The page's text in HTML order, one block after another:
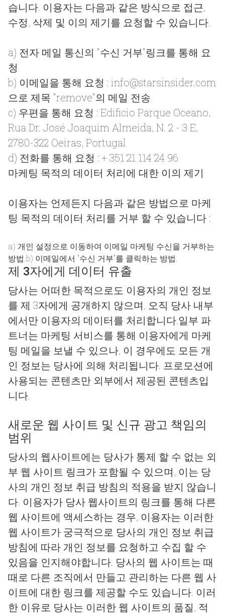
습니다. 이용자는 다음과 같은 방식으로 접근,
수정, 삭제 및 이의 제기를 요청할 수 있습니다.
a) 전자 메일 통신의 "수신 거부"링크를 통해 요
청
b) 이메일을 통해 요청 : info@starsinsider.com
으로 제목 "remove"의 메일 전송
c) 우편을 통해 요청 : Edificio Parque Oceano,
Rua Dr. José Joaquim Almeida, N. 2 - 3 E,
2780-322 Oeiras, Portugal
d) 전화를 통해 요청 : + 351 21 114 24 96
마케팅 목적의 데이터 처리에 대한 이의 제기
이용자는 언제든지 다음과 같은 방법으로 마케
팅 목적의 데이터 처리를 거부 할 수 있습니다 :
a) 개인 설정으로 이동하여 이메일 마케팅 수신을 거부하는
방법.b) 이메일에서 "수신 거부"를 클릭하는 방법.
제 3자에게 데이터 유출
당사는 어떠한 목적으로도 이용자의 개인 정보
를 제 3자에게 공개하지 않으며, 오직 당사 내부
에서만 이용자의 데이터를 처리합니다.일부 파
트너는 마케팅 서비스를 통해 이용자에게 마케
팅 메일을 보낼 수 있으나, 이 경우에도 모든 개
인 정보는 당사에 의해 처리됩니다. 프로모션에
사용되는 콘텐츠만 외부에서 제공된 콘텐츠입
니다.
새로운 웹 사이트 및 신규 광고 책임의
범위
당사의 웹사이트에는 당사가 통제 할 수 없는 외
부 웹 사이트 링크가 포함될 수 있으며, 이는 당
사의 개인 정보 취급 방침의 적용을 받지 않습니
다. 이용자가 당사 웹사이트의 링크를 통해 다른
웹 사이트에 액세스하는 경우, 이용자는 이러한
웹 사이트가 궁극적으로 당사의 개인 정보 취급
방침에 따라 개인 정보를 요청하고 수집 할 수
있음을 인지해야합니다. 당사의 웹 사이트는 때
때로 다른 조직에서 만들고 관리하는 다른 웹 사
이트에 대한 링크를 제공할 수도 있습니다. 이러
한 이유로 당사는 이러한 웹 사이트의 품질, 적